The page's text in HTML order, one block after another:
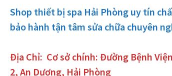
Shop thiết bị spa Hải Phòng uy tín
bảo hành tận tâm sửa chữa chuyên
Địa Chỉ: Cơ sở chính: Đường Bệnh
2, An Dương, Hải Phòng